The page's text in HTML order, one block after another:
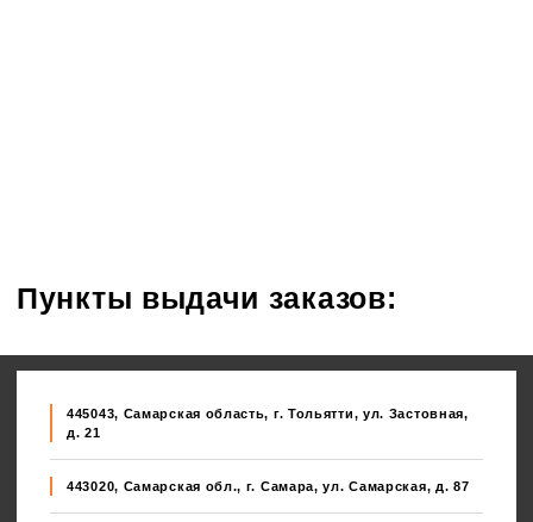
Пункты выдачи заказов:
445043, Самарская область, г. Тольятти, ул. Застовная,
д. 21
443020, Самарская обл., г. Самара, ул. Самарская, д. 87